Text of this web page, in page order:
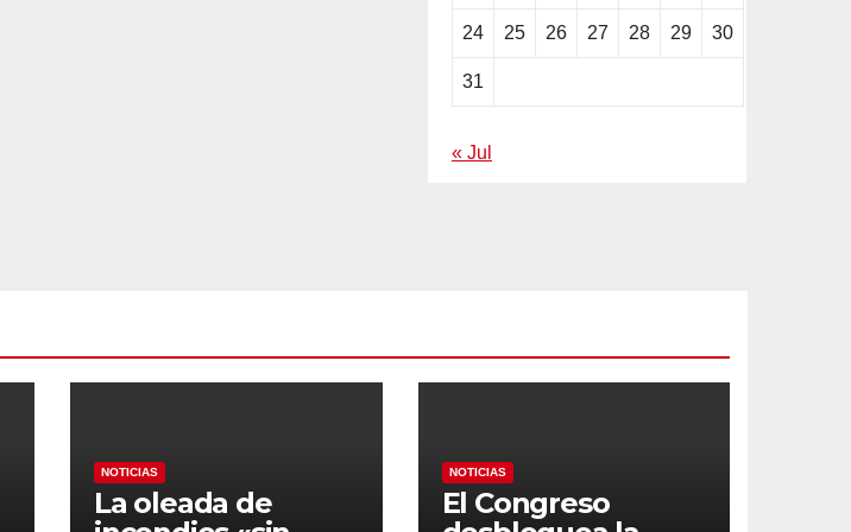
24 25 26 27 28 29 30
31
« Jul
NOTICIAS
La oleada de
NOTICIAS
El Congreso